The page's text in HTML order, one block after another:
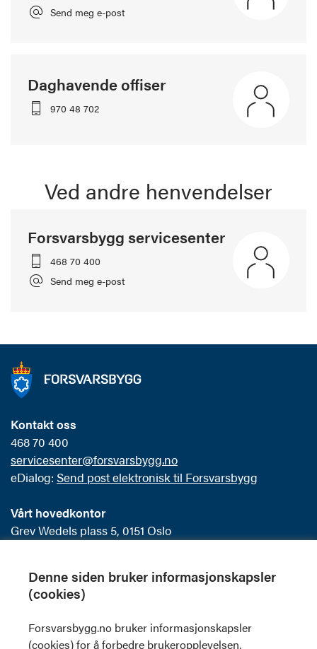
Denne siden bruker informasjonskapsler
(cookies)
Forsvarsbygg.no bruker informasjonskapsler
(cookies) for å forbedre brukeropplevelsen,
Send meg e-post
Daghavende offiser
970 48 702
Ved andre henvendelser
Forsvarsbygg servicesenter
468 70 400
Send meg e-post
Kontakt oss
468 70 400
servicesenter@forsvarsbygg.no
eDialog: Send post elektronisk til Forsvarsbygg
Vårt hovedkontor
Grev Wedels plass 5, 0151 Oslo
Skilt og visuell profil